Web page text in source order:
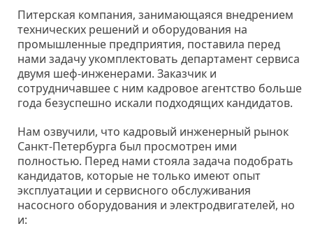
Питерская компания, занимающаяся внедрением
технических решений и оборудования на
промышленные предприятия, поставила перед
нами задачу укомплектовать департамент сервиса
двумя шеф-инженерами. Заказчик и
сотрудничавшее с ним кадровое агентство больше
года безуспешно искали подходящих кандидатов.
Нам озвучили, что кадровый инженерный рынок
Санкт-Петербурга был просмотрен ими
полностью. Перед нами стояла задача подобрать
кандидатов, которые не только имеют опыт
эксплуатации и сервисного обслуживания
насосного оборудования и электродвигателей, но
и: